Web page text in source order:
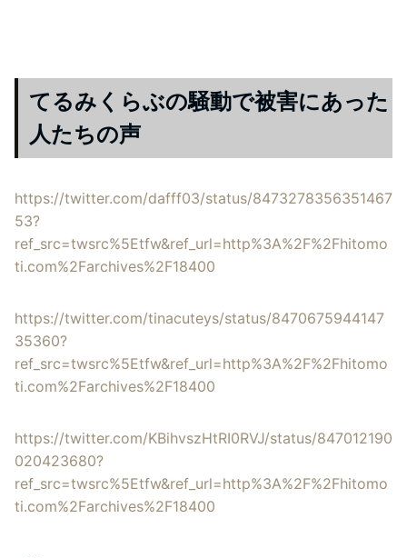
てるみくらぶの騒動で被害にあった
人たちの声
https://twitter.com/dafff03/status/8473278356351467
53?
ref_src=twsrc%5Etfw&ref_url=http%3A%2F%2Fhitomo
ti.com%2Farchives%2F18400
https://twitter.com/tinacuteys/status/8470675944147
35360?
ref_src=twsrc%5Etfw&ref_url=http%3A%2F%2Fhitomo
ti.com%2Farchives%2F18400
https://twitter.com/KBihvszHtRI0RVJ/status/847012190
020423680?
ref_src=twsrc%5Etfw&ref_url=http%3A%2F%2Fhitomo
ti.com%2Farchives%2F18400